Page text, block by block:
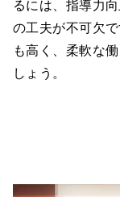
るには、指導力
の工夫が不可欠
も高く、柔軟な
しょう。